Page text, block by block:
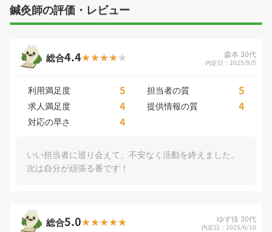
鍼灸師の評価・レビュー
総合4.4 森本 30代
内定日：2025/9/5
利用満足度 5 担当者の質 5
求人満足度 4 提供情報の質 4
対応の早さ 4
いい担当者に巡り会えて、不安なく活動を終えました。
次は自分が頑張る番です！
総合5.0 ゆず佳 30代
内定日：2025/6/10